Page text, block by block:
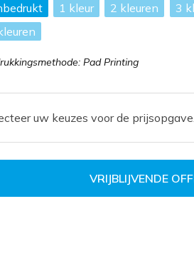
1 2 3
Pad Printing
uw keuzes voor de prijsopgave.
VRIJBLIJVENDE